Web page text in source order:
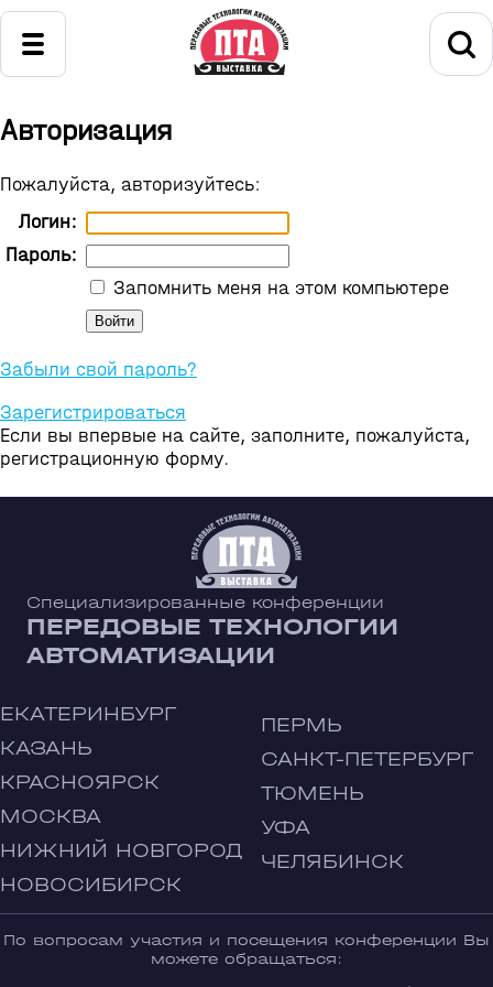
Авторизация
Пожалуйста, авторизуйтесь:
Логин:
Пароль:
Запомнить меня на этом компьютере
Забыли свой пароль?
Зарегистрироваться
Если вы впервые на сайте, заполните, пожалуйста,
регистрационную форму.
Специализированные конференции
ПЕРЕДОВЫЕ ТЕХНОЛОГИИ
АВТОМАТИЗАЦИИ
ЕКАТЕРИНБУРГ
КАЗАНЬ
КРАСНОЯРСК
МОСКВА
НИЖНИЙ НОВГОРОД
НОВОСИБИРСК
ПЕРМЬ
САНКТ-ПЕТЕРБУРГ
ТЮМЕНЬ
УФА
ЧЕЛЯБИНСК
По вопросам участия и посещения конференции Вы
можете обращаться: